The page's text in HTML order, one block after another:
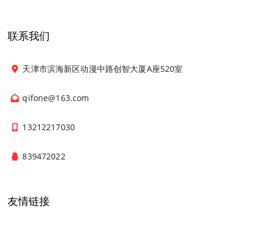
联系我们
天津市滨海新区动漫中路创智大厦A座520室
qifone@163.com
13212217030
839472022
友情链接